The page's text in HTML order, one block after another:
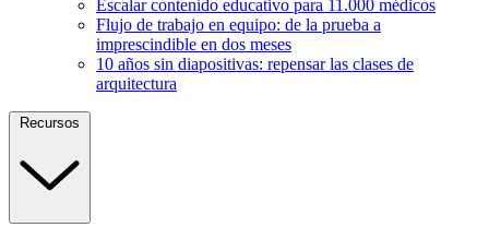
Escalar contenido educativo para 11.000 médicos
Flujo de trabajo en equipo: de la prueba a
imprescindible en dos meses
10 años sin diapositivas: repensar las clases de
arquitectura
Recursos